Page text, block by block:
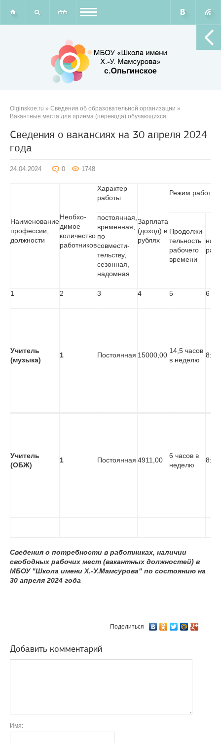
Olginskoe.ru » Сведения об образовательной организации »
Вакантные места для приема (перевода) обучающихся
Сведения о вакансиях на 30 апреля 2024
года
24.04.2024 0 1748
Наименование
профессии,
должности
Необхо-
димое
количество
работников
Характер
работы
Зарплата
(доход) в
рублях
Режим работы
постоянная,
временная,
по
совмести-
тель­ству,
сезонная,
надомная
Продолжи-
тельность
рабочего
времени
1 2 3 4 5 6
Учитель
(музыка)
1 Постоянная 15000,00
14,5 часов
в неделю
8:30
Учитель
(ОБЖ)
1 Постоянная 4911,00
6 часов в
неделю
8:30
Сведения о потребности в работниках, наличии
свободных рабочих мест (вакантных должностей) в
МБОУ "Школа имени Х.-У.Мамсурова" по состоянию на
30 апреля 2024 года
Поделиться
Добавить комментарий
Имя: